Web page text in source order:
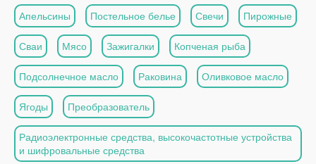
Апельсины Постельное белье Свечи Пирожные
Сваи Мясо Зажигалки Копченая рыба
Подсолнечное масло Раковина Оливковое масло
Ягоды Преобразователь
Радиоэлектронные средства, высокочастотные устройства
и шифровальные средства